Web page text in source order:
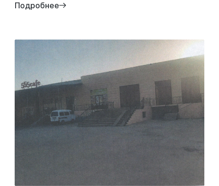
Подробнее